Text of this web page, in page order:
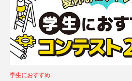
学生におすすめ